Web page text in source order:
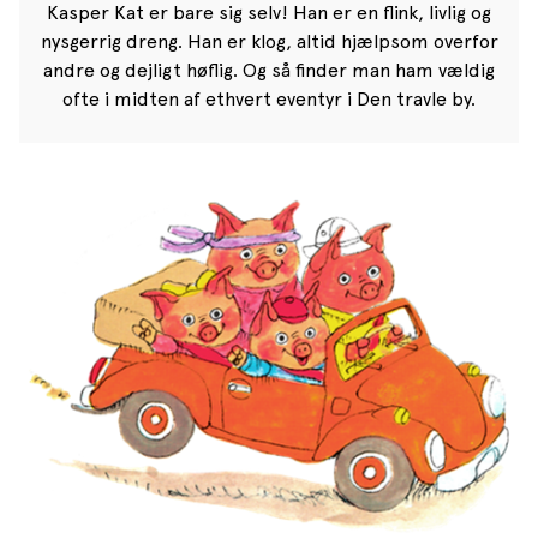
Kasper Kat er bare sig selv! Han er en flink, livlig og
nysgerrig dreng. Han er klog, altid hjælpsom overfor
andre og dejligt høflig. Og så finder man ham vældig
ofte i midten af ethvert eventyr i Den travle by.